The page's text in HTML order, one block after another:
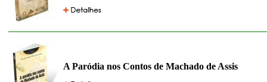
A Paródia nos Contos de Machado de Assis